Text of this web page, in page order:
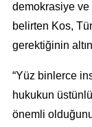
demokrasiye
belirten Kos,
gerektiğinin
“Yüz binlerce
hukukun
önemli olduğunu